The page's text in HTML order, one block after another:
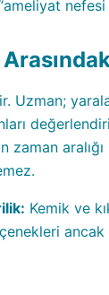
Uzman;
Kemik ve
ancak